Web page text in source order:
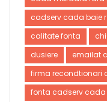
cadserv cada baie
calitate fonta
dusiere
emailat
firma recondtionari
fonta cadserv cada